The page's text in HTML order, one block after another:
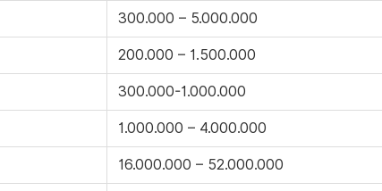
300.000 – 5.000.000
200.000 – 1.500.000
300.000-1.000.000
1.000.000 – 4.000.000
16.000.000 – 52.000.000